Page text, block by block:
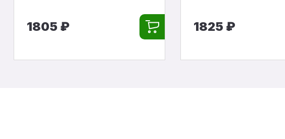
1805 ₽ 1825 ₽